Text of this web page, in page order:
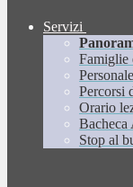
Servizi
Famiglie
Percorsi
Orario
Bacheca
Stop al